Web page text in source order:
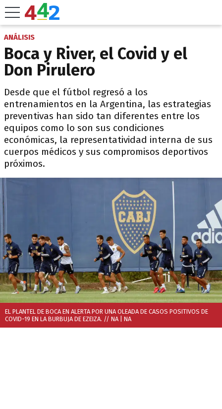
ANÁLISIS
Boca y River, el Covid y el
Don Pirulero
Desde que el fútbol regresó a los
entrenamientos en la Argentina, las estrategias
preventivas han sido tan diferentes entre los
equipos como lo son sus condiciones
económicas, la representatividad interna de sus
cuerpos médicos y sus compromisos deportivos
próximos.
EL PLANTEL DE BOCA EN ALERTA POR UNA OLEADA DE CASOS POSITIVOS DE
COVID-19 EN LA BURBUJA DE EZEIZA. // NA | NA